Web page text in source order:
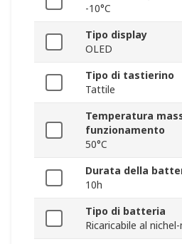
-10°C
Tipo display
OLED
Tipo di tastierino
Tattile
Temperatura
funzionamento
50°C
Durata della
10h
Tipo di batteria
Ricaricabile al